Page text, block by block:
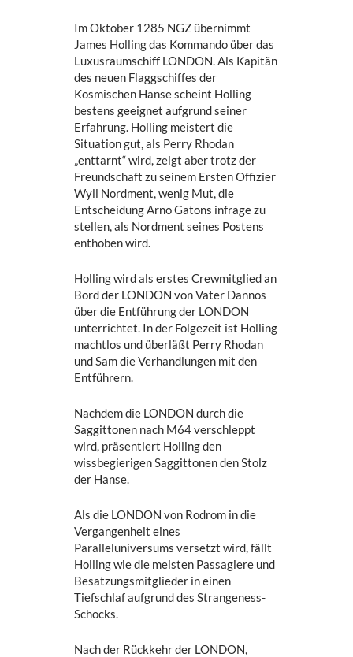
Im Oktober 1285 NGZ übernimmt
James Holling das Kommando über das
Luxusraumschiff LONDON. Als Kapitän
des neuen Flaggschiffes der
Kosmischen Hanse scheint Holling
bestens geeignet aufgrund seiner
Erfahrung. Holling meistert die
Situation gut, als Perry Rhodan
„enttarnt“ wird, zeigt aber trotz der
Freundschaft zu seinem Ersten Offizier
Wyll Nordment, wenig Mut, die
Entscheidung Arno Gatons infrage zu
stellen, als Nordment seines Postens
enthoben wird.
Holling wird als erstes Crewmitglied an
Bord der LONDON von Vater Dannos
über die Entführung der LONDON
unterrichtet. In der Folgezeit ist Holling
machtlos und überläßt Perry Rhodan
und Sam die Verhandlungen mit den
Entführern.
Nachdem die LONDON durch die
Saggittonen nach M64 verschleppt
wird, präsentiert Holling den
wissbegierigen Saggittonen den Stolz
der Hanse.
Als die LONDON von Rodrom in die
Vergangenheit eines
Paralleluniversums versetzt wird, fällt
Holling wie die meisten Passagiere und
Besatzungsmitglieder in einen
Tiefschlaf aufgrund des Strangeness-
Schocks.
Nach der Rückkehr der LONDON,